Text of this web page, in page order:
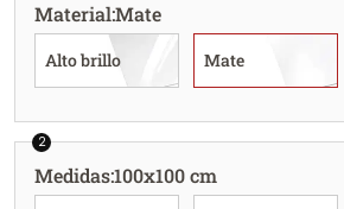
Material:Mate
Alto brillo Mate
2
Medidas:100x100 cm